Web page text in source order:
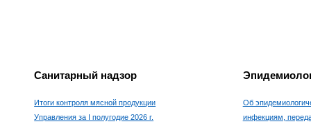
Санитарный надзор
Итоги контроля мясной продукции
Управления за I полугодие 2026 г.
Об
инфекциям,